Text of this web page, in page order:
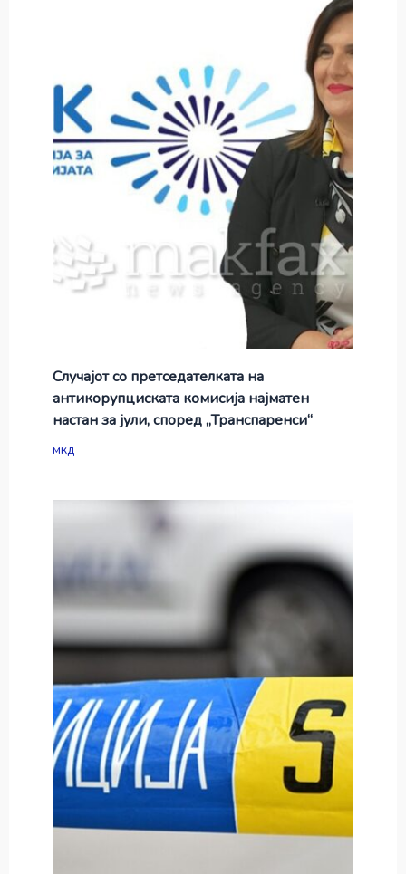
Случајот со претседателката на
антикорупциската комисија најматен
настан за јули, според „Транспаренси“
мкд